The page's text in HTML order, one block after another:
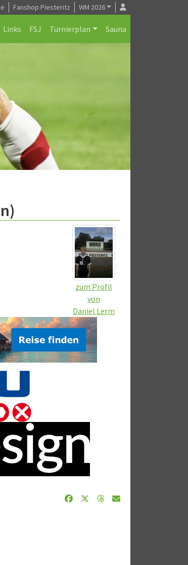
Fanshop Piesteritz WM 2026
Links FSJ Turnierplan Sauna
zum Profil
von
Daniel Lerm